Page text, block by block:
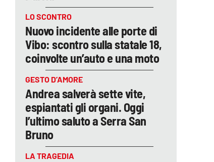
LO SCONTRO
Nuovo incidente alle porte di
Vibo: scontro sulla statale 18,
coinvolte un’auto e una moto
GESTO D’AMORE
Andrea salverà sette vite,
espiantati gli organi. Oggi
l’ultimo saluto a Serra San
Bruno
LA TRAGEDIA